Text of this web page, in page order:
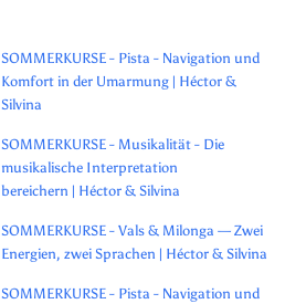
SOMMERKURSE - Pista - Navigation und
Komfort in der Umarmung | Héctor &
Silvina
SOMMERKURSE - Musikalität - Die
musikalische Interpretation
bereichern | Héctor & Silvina
SOMMERKURSE - Vals & Milonga — Zwei
Energien, zwei Sprachen | Héctor & Silvina
SOMMERKURSE - Pista - Navigation und